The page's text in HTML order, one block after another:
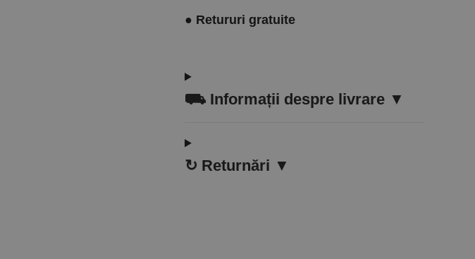
● Retururi gratuite
⛟Informații despre livrare ▼
↻ Returnări ▼